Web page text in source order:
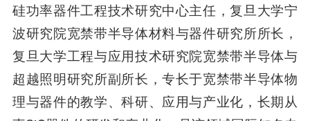
硅功率器件工程技术研究中心主任，复旦大学宁
波研究院宽禁带半导体材料与器件研究所所长，
复旦大学工程与应用技术研究院宽禁带半导体与
超越照明研究所副所长，专长于宽禁带半导体物
理与器件的教学、科研、应用与产业化，长期从